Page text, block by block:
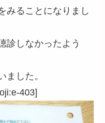
みることになりまし
診しなかったよう
ました。
403]